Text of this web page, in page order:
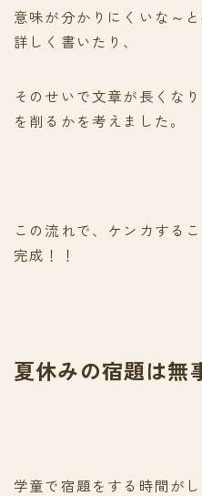
意味が分かりにくいな～
詳しく書いたり、
そのせいで文章が長くな
を削るかを考えました。
この流れで、ケンカする
完成！！
夏休みの宿題は無
学童で宿題をする時間が